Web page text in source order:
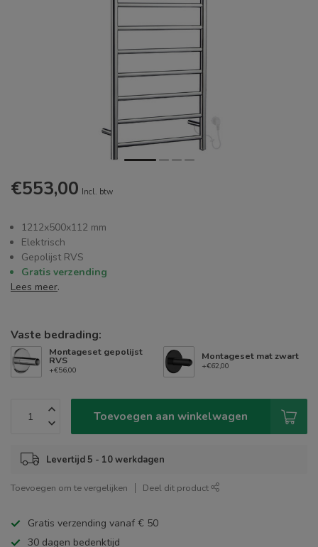
€553,00 Incl. btw
1212x500x112 mm
Elektrisch
Gepolijst RVS
Gratis verzending
Lees meer.
Vaste bedrading:
Montageset gepolijst
RVS
+€56,00
Montageset mat zwart
+€62,00
Toevoegen aan winkelwagen
Levertijd 5 - 10 werkdagen
Toevoegen om te vergelijken Deel dit product
Gratis verzending vanaf € 50
30 dagen bedenktijd